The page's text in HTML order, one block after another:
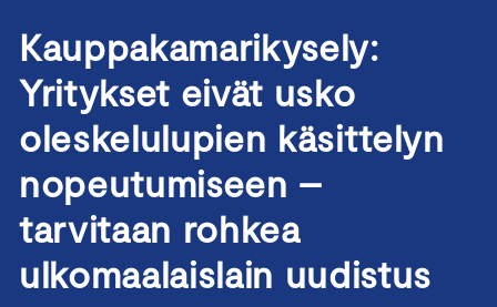
Kauppakamarikysely:
Yritykset eivät usko
oleskelulupien käsittelyn
nopeutumiseen –
tarvitaan rohkea
ulkomaalaislain uudistus